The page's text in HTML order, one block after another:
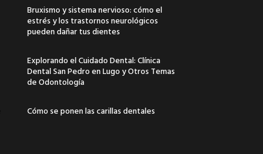
Bruxismo y sistema nervioso: cómo el
estrés y los trastornos neurológicos
pueden dañar tus dientes
Explorando el Cuidado Dental: Clínica
Dental San Pedro en Lugo y Otros Temas
de Odontología
Cómo se ponen las carillas dentales